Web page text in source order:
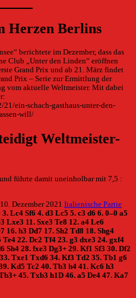
Herzen Berlins
berichtete im Dezember, dass das
Club „Unter den Linden“ eröffnen
Grand Prix und ab 21. März findet
Prix – Serie zur Ermittlung der
vom aktuelle Weltmeister. Mit dabei
ein-schach-gasthaus-unter-den-
will/
Weltmeister-
führte damit uneinholbar mit 7,5 :
Dezember 2021 Italienische Partie
3. Lc4 Sf6 4. d3 Lc5 5. c3 d6 6. 0–0 a5
Lxe3 11. Sxe3 Te8 12. a4 Le6
16. h3 Dd7 17. Sh2 Td8 18. Shg4
22. Dc2 Tf4 23. g3 dxe3 24. gxf4
Sh4 28. fxe3 Dg3+ 29. Kf1 Sf3 30. Df2
Txe1 Txd6 34. Kf3 Td2 35. Tb1 g6
Kd5 Tc2 40. Tb3 h4 41. Kc6 h3
45. Txb3 h1D 46. a5 De4 47. Ka7